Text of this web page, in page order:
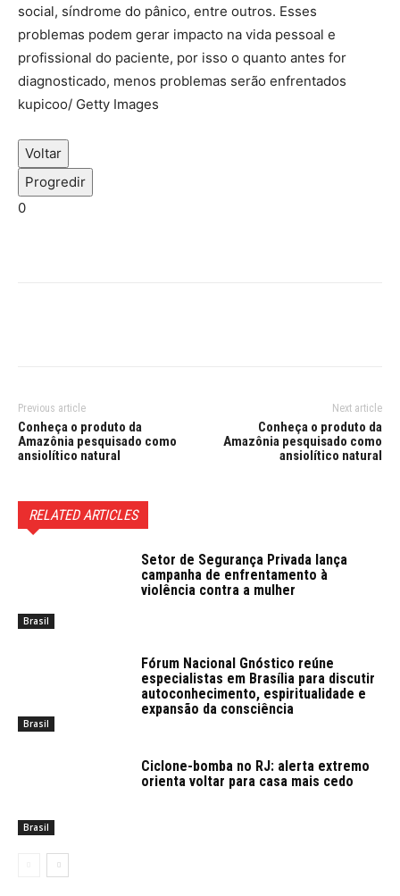
social, síndrome do pânico, entre outros. Esses
problemas podem gerar impacto na vida pessoal e
profissional do paciente, por isso o quanto antes for
diagnosticado, menos problemas serão enfrentados
kupicoo/ Getty Images
Voltar
Progredir
0
Previous article
Conheça o produto da
Amazônia pesquisado como
ansiolítico natural
Next article
Conheça o produto da
Amazônia pesquisado como
ansiolítico natural
RELATED ARTICLES
Brasil
Setor de Segurança Privada lança
campanha de enfrentamento à
violência contra a mulher
Brasil
Fórum Nacional Gnóstico reúne
especialistas em Brasília para discutir
autoconhecimento, espiritualidade e
expansão da consciência
Brasil
Ciclone-bomba no RJ: alerta extremo
orienta voltar para casa mais cedo